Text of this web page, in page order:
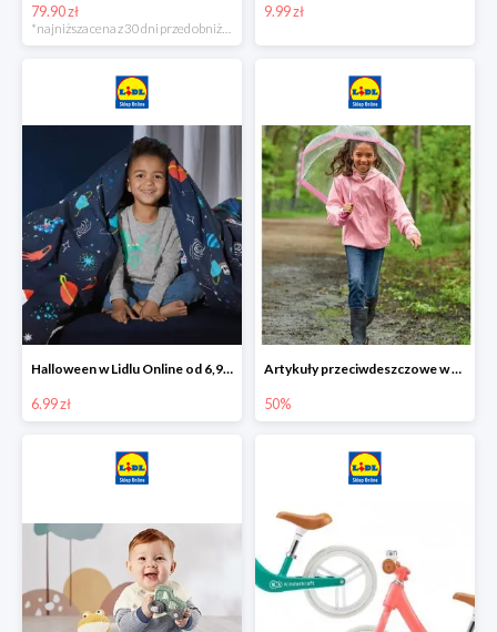
79.90 zł 9.99 zł
Halloween w Lidlu Online od 6,99 zł
6.99 zł
Artykuły przeciwdeszczowe w Lodilu Online do -50%
50%